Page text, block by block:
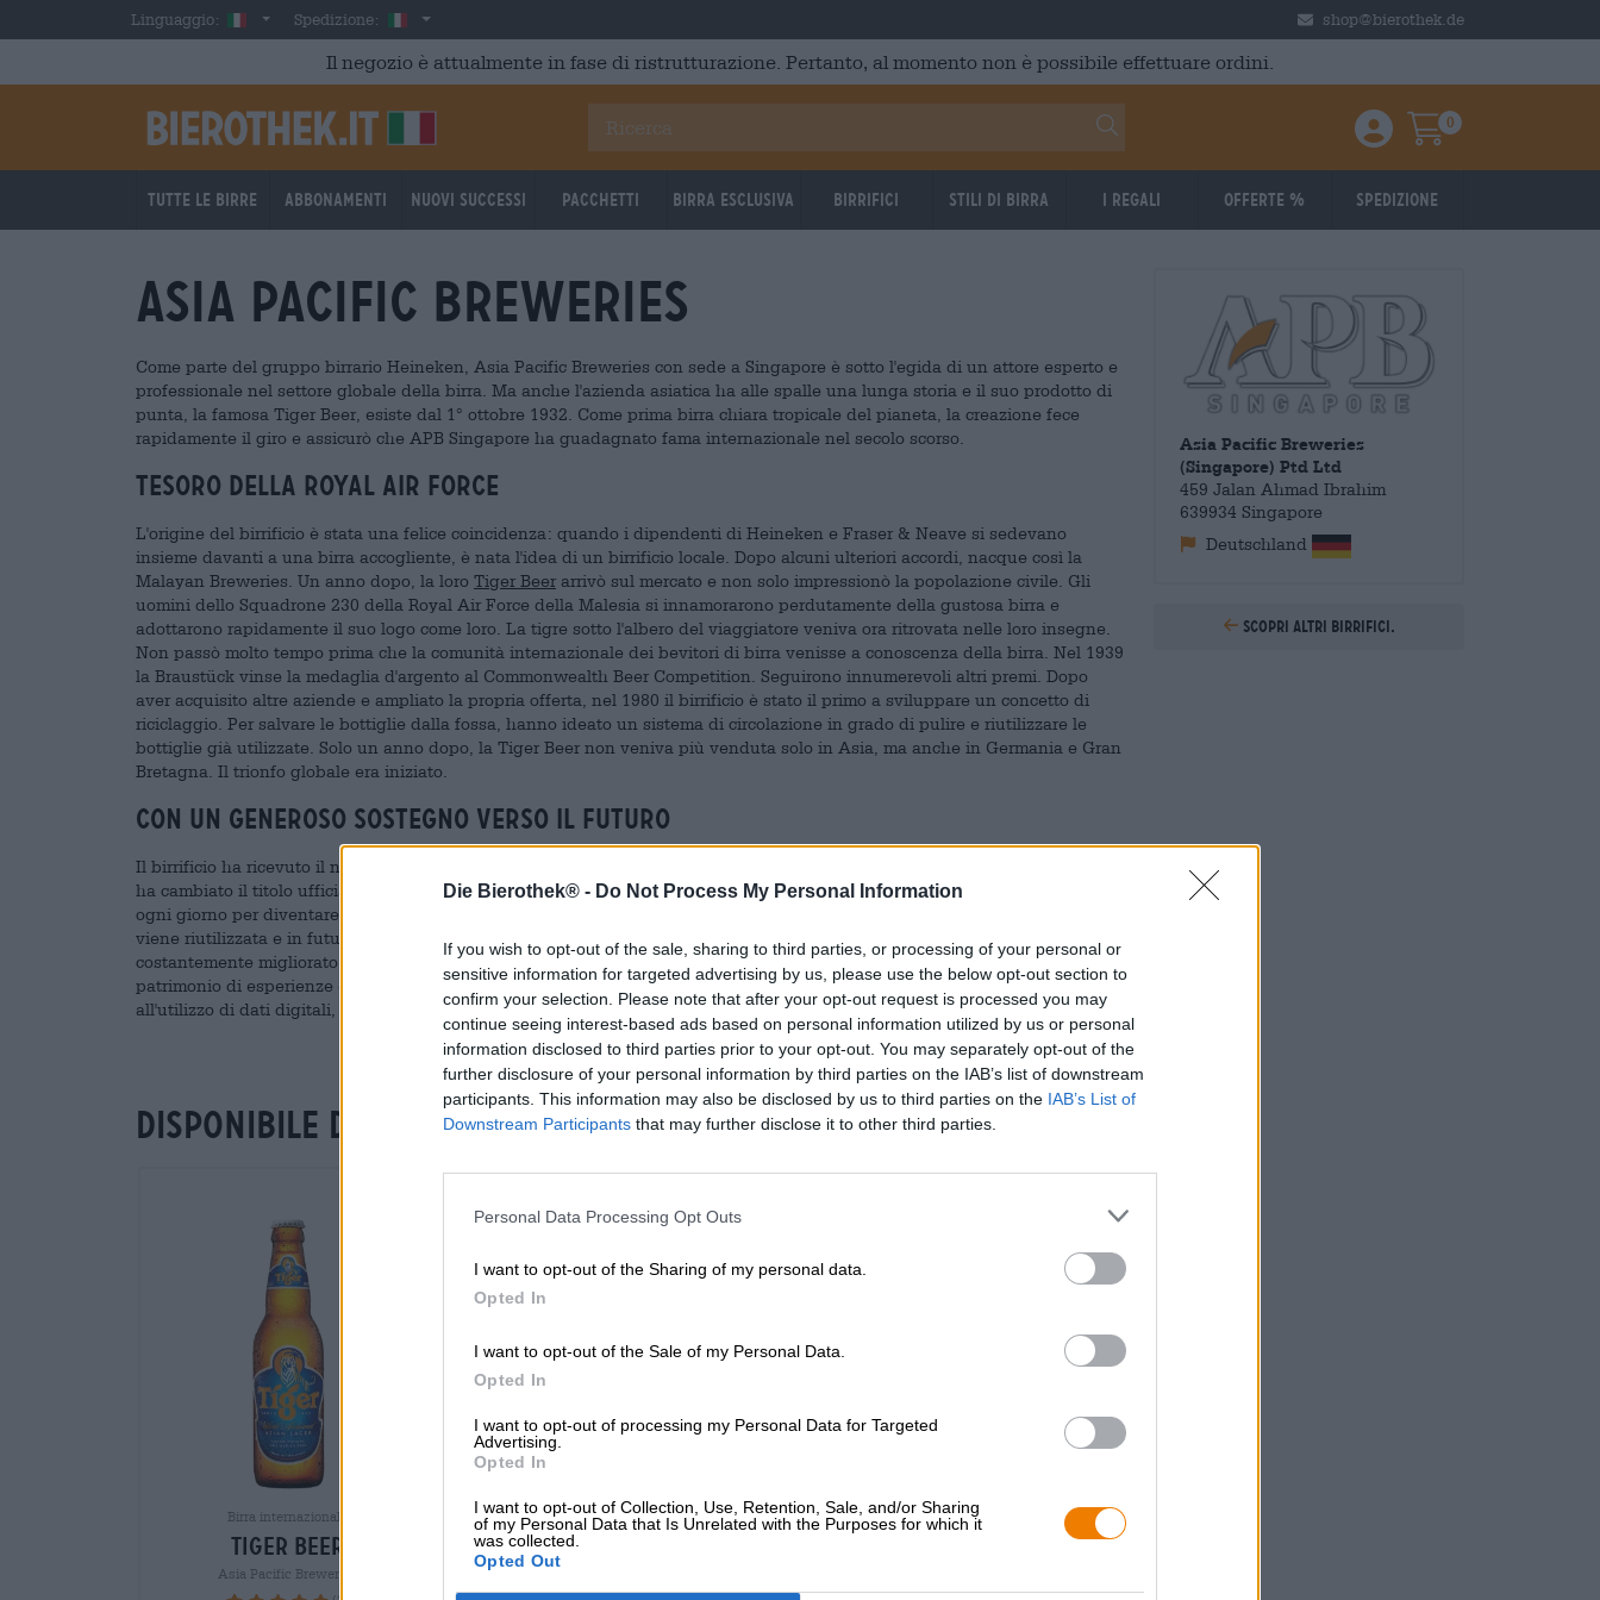
Die Bierothek® - Do Not Process My Personal Information
If you wish to opt-out of the sale, sharing to third parties, or processing of your personal or
sensitive information for targeted advertising by us, please use the below opt-out section to
confirm your selection. Please note that after your opt-out request is processed you may
continue seeing interest-based ads based on personal information utilized by us or personal
information disclosed to third parties prior to your opt-out. You may separately opt-out of the
further disclosure of your personal information by third parties on the IAB’s list of downstream
participants. This information may also be disclosed by us to third parties on the IAB’s List of
Downstream Participants that may further disclose it to other third parties.
Personal Data Processing Opt Outs
I want to opt-out of the Sharing of my personal data.
Opted In
I want to opt-out of the Sale of my Personal Data.
Opted In
I want to opt-out of processing my Personal Data for Targeted
Advertising.
Opted In
I want to opt-out of Collection, Use, Retention, Sale, and/or Sharing
of my Personal Data that Is Unrelated with the Purposes for which it
was collected.
Opted Out
Skip to main contentLinguaggio: ItalianSpedizione: Italia shop@bierothek.de
Il negozio è attualmente in fase di ristrutturazione. Pertanto, al momento non è possibile effettuare ordini.
Einloggen / Anmelden
Warenkorb
0
Tutte le birre Abbonamenti Nuovi successi Pacchetti Birra Esclusiva Birrifici Stili di birra I regali Offerte % Spedizione
Asia Pacific Breweries
Come parte del gruppo birrario Heineken, Asia Pacific Breweries con sede a Singapore è sotto l'egida di un attore esperto e
professionale nel settore globale della birra. Ma anche l'azienda asiatica ha alle spalle una lunga storia e il suo prodotto di
punta, la famosa Tiger Beer, esiste dal 1° ottobre 1932. Come prima birra chiara tropicale del pianeta, la creazione fece
rapidamente il giro e assicurò che APB Singapore ha guadagnato fama internazionale nel secolo scorso.
Tesoro della Royal Air Force
L'origine del birrificio è stata una felice coincidenza: quando i dipendenti di Heineken e Fraser & Neave si sedevano
insieme davanti a una birra accogliente, è nata l'idea di un birrificio locale. Dopo alcuni ulteriori accordi, nacque così la
Malayan Breweries. Un anno dopo, la loro Tiger Beer arrivò sul mercato e non solo impressionò la popolazione civile. Gli
uomini dello Squadrone 230 della Royal Air Force della Malesia si innamorarono perdutamente della gustosa birra e
adottarono rapidamente il suo logo come loro. La tigre sotto l'albero del viaggiatore veniva ora ritrovata nelle loro insegne.
Non passò molto tempo prima che la comunità internazionale dei bevitori di birra venisse a conoscenza della birra. Nel 1939
la Braustück vinse la medaglia d'argento al Commonwealth Beer Competition. Seguirono innumerevoli altri premi. Dopo
aver acquisito altre aziende e ampliato la propria offerta, nel 1980 il birrificio è stato il primo a sviluppare un concetto di
riciclaggio. Per salvare le bottiglie dalla fossa, hanno ideato un sistema di circolazione in grado di pulire e riutilizzare le
bottiglie già utilizzate. Solo un anno dopo, la Tiger Beer non veniva più venduta solo in Asia, ma anche in Germania e Gran
Bretagna. Il trionfo globale era iniziato.
Con un generoso sostegno verso il futuro
Il birrificio ha ricevuto il nome attuale nel 1990. A quel tempo il birrificio si è trasferito in un edificio completamente nuovo e
ha cambiato il titolo ufficiale. APB Singapore fa parte del gruppo Heineken dal 2012. Da allora, il team del birrificio lavora
ogni giorno per diventare un po' migliore e più rispettoso dell'ambiente. Sul tetto sono stati installati pannelli solari, l'acqua
viene riutilizzata e in futuro il piano è di ridurre a zero le emissioni. Anche il processo di produzione della birra viene
costantemente migliorato e adattato alle possibilità attuali: in quanto filiale di Heineken, il birrificio può beneficiare del suo
patrimonio di esperienze e risorse. Grazie alla ricerca e a severi controlli di qualità, all'uso delle tecnologie più recenti e
all'utilizzo di dati digitali, la produzione della birra diventa ogni giorno più innovativa.
Asia Pacific Breweries
(Singapore) Ptd Ltd
459 Jalan Ahmad Ibrahim
639934 Singapore
Deutschland
Scopri altri birrifici.
Disponibile da noi
Birra internazionale
tiger beer
Asia Pacific Breweries